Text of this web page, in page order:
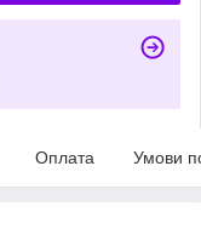
Оплата Умови